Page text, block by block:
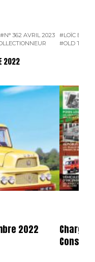
#N° 362 AVRIL 2023
#LOÏC
#OLD
2022
2022
Charge